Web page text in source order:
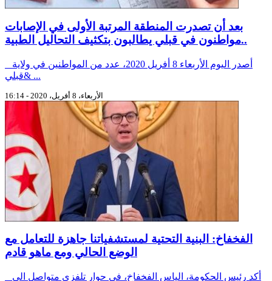
بعد أن تصدرت المنطقة المرتبة الأولى في الإصابات
..مواطنون في قبلي يطالبون بتكثيف التحاليل الطبية
قبلي& ...
الأربعاء، 8 أفريل، 2020 - 16:14
الفخفاخ: البنية التحتية لمستشفياتنا جاهزة للتعامل مع
الوضع الحالي ومع ماهو قادم